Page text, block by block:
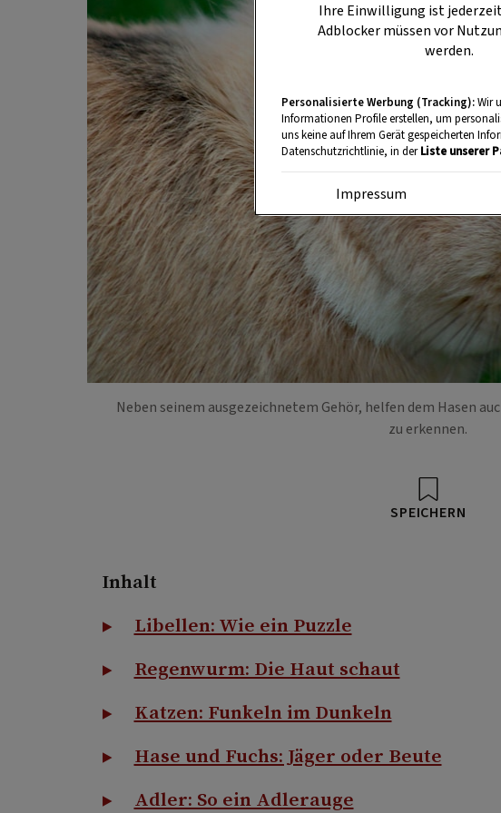
Neben seinem ausgezeichnetem Gehör, helfen dem Hasen
zu erkennen.
SPEICHERN
Inhalt
Libellen: Wie ein Puzzle
Regenwurm: Die Haut schaut
Katzen: Funkeln im Dunkeln
Hase und Fuchs: Jäger oder Beute
Adler: So ein Adlerauge
Ihre Einwilligung ist
Adblocker müssen vor
werden.
Personalisierte Werbung (Tracking):Wir
Informationen Profile erstellen, um
uns keine auf Ihrem Gerät gespeicherten
Datenschutzrichtlinie, in derListe unserer
Impressum